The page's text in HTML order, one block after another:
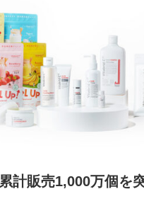
計販売1,000万個を